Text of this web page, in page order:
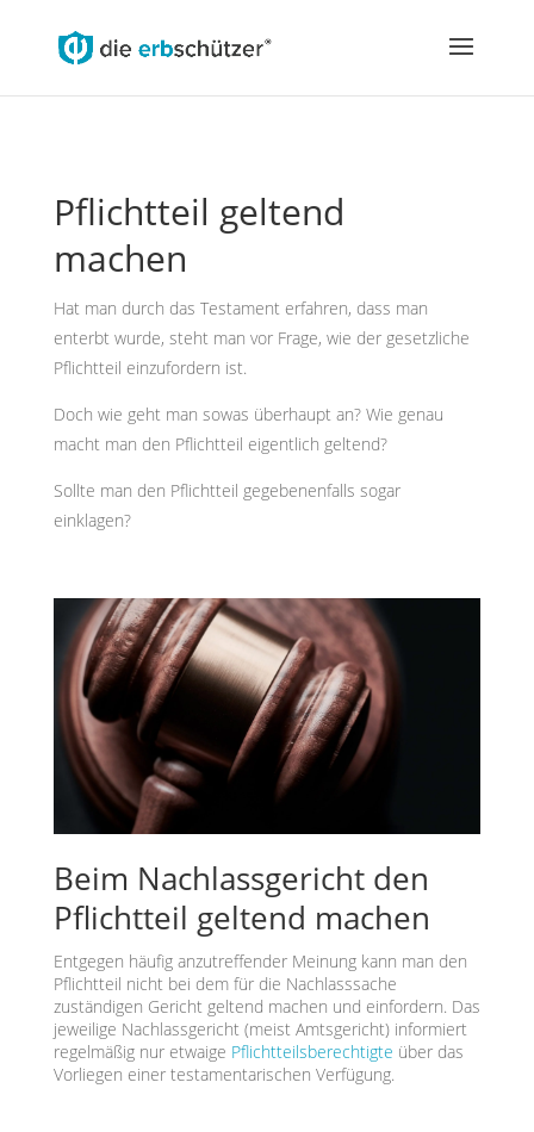
Pflichtteil geltend
machen
Hat man durch das Testament erfahren, dass man
enterbt wurde, steht man vor Frage, wie der gesetzliche
Pflichtteil einzufordern ist.
Doch wie geht man sowas überhaupt an? Wie genau
macht man den Pflichtteil eigentlich geltend?
Sollte man den Pflichtteil gegebenenfalls sogar
einklagen?
Beim Nachlassgericht den
Pflichtteil geltend machen
Entgegen häufig anzutreffender Meinung kann man den
Pflichtteil nicht bei dem für die Nachlasssache
zuständigen Gericht geltend machen und einfordern. Das
jeweilige Nachlassgericht (meist Amtsgericht) informiert
regelmäßig nur etwaige Pflichtteilsberechtigte über das
Vorliegen einer testamentarischen Verfügung.